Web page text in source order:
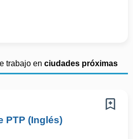
trabajo en ciudades próximas
PTP (Inglés)